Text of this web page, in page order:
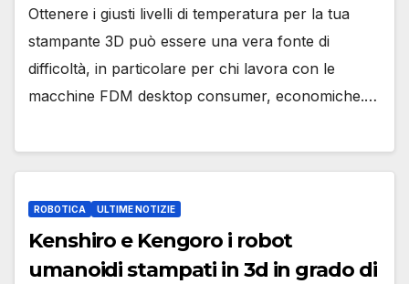
Ottenere i giusti livelli di temperatura per la tua
stampante 3D può essere una vera fonte di
difficoltà, in particolare per chi lavora con le
macchine FDM desktop consumer, economiche.…
ROBOTICA ULTIME NOTIZIE
Kenshiro e Kengoro i robot
umanoidi stampati in 3d in grado di